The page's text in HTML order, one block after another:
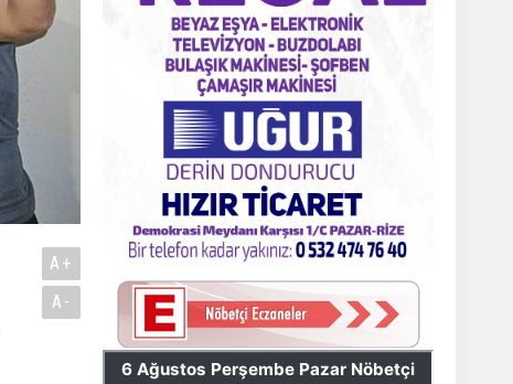
A+
A-